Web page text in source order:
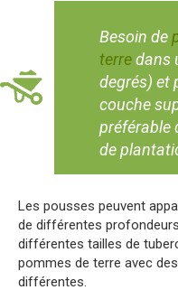
Besoin de
terredans
degrés) et
couche
préférable
de
Les pousses peuvent
de différentes
différentes tailles de
pommes de terre avec
différentes.